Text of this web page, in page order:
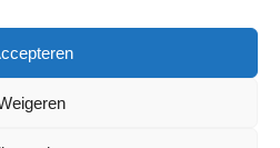
aan de Zaan